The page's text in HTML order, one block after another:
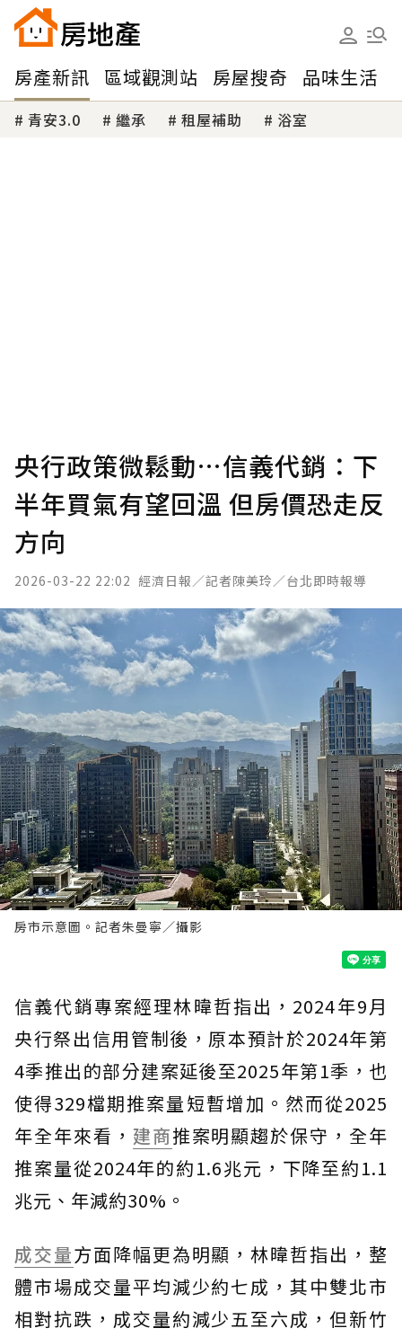
房產新訊 區域觀測站 房屋搜奇 品味生活
青安3.0 繼承 租屋補助 浴室
央行政策微鬆動…信義代銷：下
半年買氣有望回溫 但房價恐走反
方向
2026-03-22 22:02 經濟日報／記者陳美玲／台北即時報導
房市示意圖。記者朱曼寧／攝影
信義代銷專案經理林暐哲指出，2024年9月
央行祭出信用管制後，原本預計於2024年第
4季推出的部分建案延後至2025年第1季，也
使得329檔期推案量短暫增加。然而從2025
年全年來看， 建商推案明顯趨於保守，全年
推案量從2024年的約1.6兆元，下降至約1.1
兆元、年減約30%。
成交量方面降幅更為明顯，林暐哲指出，整
體市場成交量平均減少約七成，其中雙北市
相對抗跌，成交量約減少五至六成，但新竹